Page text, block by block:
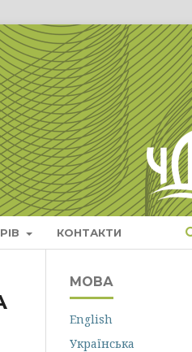
КОНТАКТИ
МОВА
English
Українська